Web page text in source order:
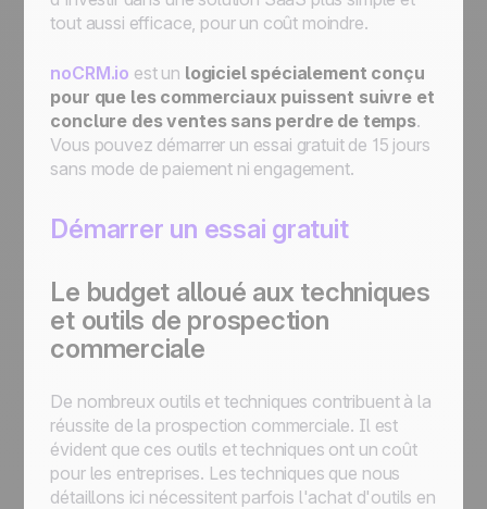
tout aussi efficace, pour un coût moindre.
noCRM.io est un logiciel spécialement conçu
pour que les commerciaux puissent suivre et
conclure des ventes sans perdre de temps.
Vous pouvez démarrer un essai gratuit de 15 jours
sans mode de paiement ni engagement.
Démarrer un essai gratuit
Le budget alloué aux techniques
et outils de prospection
commerciale
De nombreux outils et techniques contribuent à la
réussite de la prospection commerciale. Il est
évident que ces outils et techniques ont un coût
pour les entreprises. Les techniques que nous
détaillons ici nécessitent parfois l'achat d'outils en